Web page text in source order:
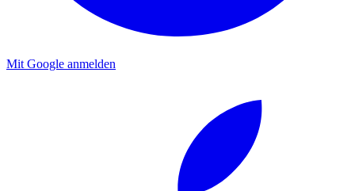
Mit Google anmelden